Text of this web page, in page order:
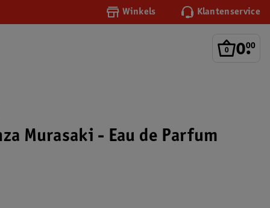
Winkels Klantenservice
0.
00
Murasaki - Eau de Parfum